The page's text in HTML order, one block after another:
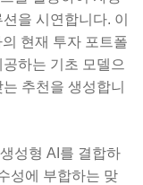
을 시연합니다. 이
현재 투자 포트폴
하는 기초 모델으
추천을 생성합니
성형 AI를 결합하
성에 부합하는 맞